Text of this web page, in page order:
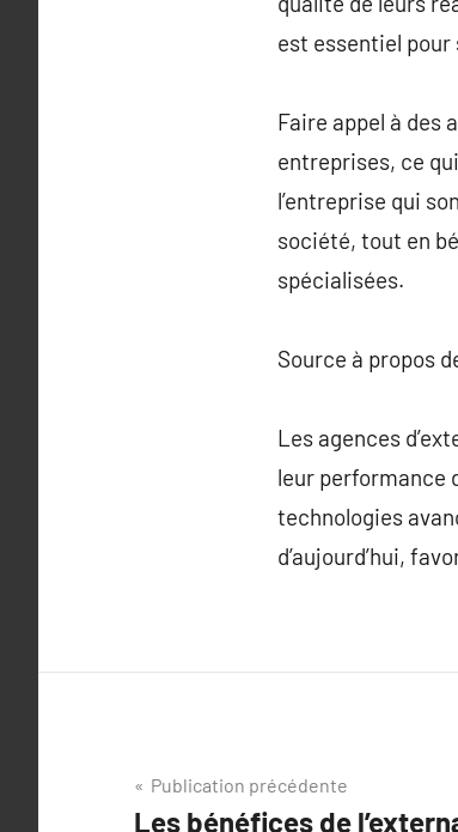
est essentiel pour
Faire appel à des
entreprises, ce
l’entreprise qui
société, tout en
spécialisées.
Source à propos
Les agences
leur performance
technologies
d’aujourd’hui,
Navigation
Publication précédente
Les bénéfices de